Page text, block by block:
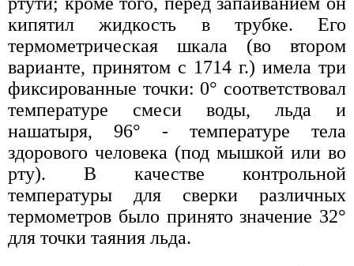
кипятил жидкость в трубке. Его
термометрическая шкала (во втором
варианте, принятом с 1714 г.) имела три
фиксированные точки: 0° соответствовал
температуре смеси воды, льда и
нашатыря, 96° - температуре тела
здорового человека (под мышкой или во
рту). В качестве контрольной
температуры для сверки различных
термометров было принято значение 32°
для точки таяния льда.